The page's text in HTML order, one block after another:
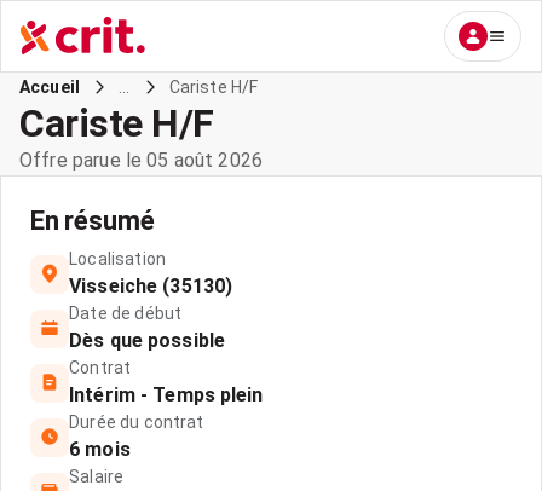
Accueil Cariste H/F
Cariste H/F
Offre parue le 05 août 2026
En résumé
Localisation
Visseiche (35130)
Date de début
Dès que possible
Contrat
Intérim - Temps plein
Durée du contrat
6 mois
Salaire